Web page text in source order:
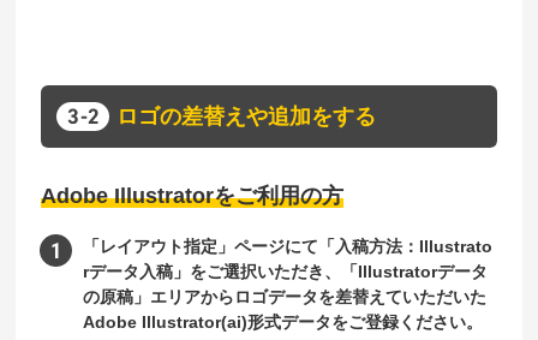
ロゴの差替えや追加をする
Adobe Illustratorをご利用の方
「レイアウト指定」ページにて「入稿方法：Illustrato
rデータ入稿」をご選択いただき、「Illustratorデータ
の原稿」エリアからロゴデータを差替えていただいた
Adobe Illustrator(ai)形式データをご登録ください。